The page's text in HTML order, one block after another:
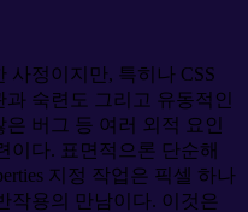
사정이지만, 특히나 CSS
숙련도 그리고 유동적인
버그 등 여러 외적 요인
이다. 표면적으론 단순해
지정 작업은 픽셀 하나
작용의 만남이다. 이것은